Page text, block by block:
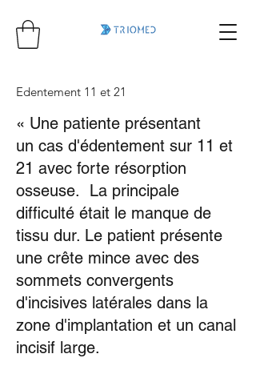
Edentement 11 et 21
« Une patiente présentant
un cas d'édentement sur 11 et
21 avec forte résorption
osseuse. La principale
difficulté était le manque de
tissu dur. Le patient présente
une crête mince avec des
sommets convergents
d'incisives latérales dans la
zone d'implantation et un canal
incisif large.